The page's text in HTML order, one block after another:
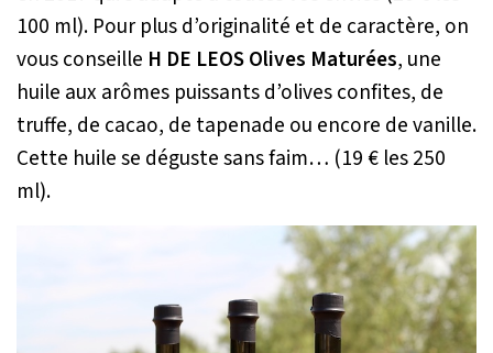
100 ml). Pour plus d’originalité et de caractère, on
vous conseille H DE LEOS Olives Maturées, une
huile aux arômes puissants d’olives confites, de
truffe, de cacao, de tapenade ou encore de vanille.
Cette huile se déguste sans faim… (19 € les 250
ml).